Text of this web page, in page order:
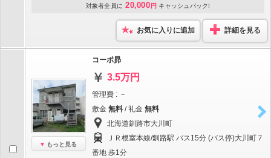
対象者全員に 20,000 円 キャッシュバック!
お気に入りに追加 詳細を見る
もっと見る
コーポ昴
3.5万円
管理費 : －
敷金 無料 / 礼金 無料
北海道釧路市大川町
ＪＲ根室本線/釧路駅 バス15分 (バス停)大川町７
番地 歩1分